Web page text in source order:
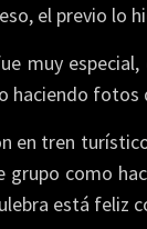
el previo lo
muy
haciendo fotos
en tren
como
está feliz